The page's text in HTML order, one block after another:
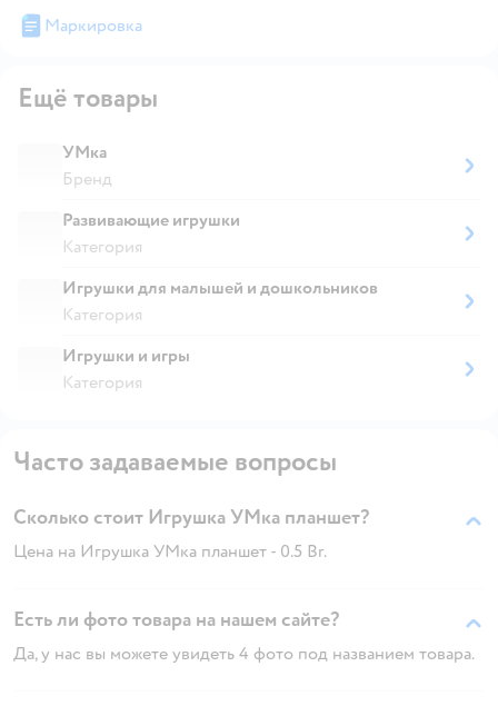
Маркировка
Ещё товары
УМка
Бренд
Развивающие игрушки
Категория
Игрушки для малышей и дошкольников
Категория
Игрушки и игры
Категория
Часто задаваемые вопросы
Сколько стоит Игрушка УМка планшет?
Цена на Игрушка УМка планшет - 0.5 Br.
Есть ли фото товара на нашем сайте?
Да, у нас вы можете увидеть 4 фото под названием товара.